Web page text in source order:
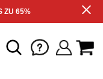
ZU 65%